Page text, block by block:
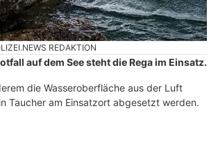
REDAKTION
auf dem See steht die Rega im Einsatz.
die Wasseroberfläche aus der Luft
Taucher am Einsatzort abgesetzt werden.